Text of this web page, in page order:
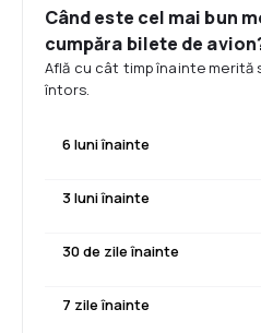
Când este cel mai bun
cumpăra bilete de
Află cu cât timp înainte merită
întors.
6 luni înainte
3 luni înainte
30 de zile înainte
7 zile înainte